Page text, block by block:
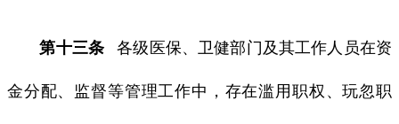
第十三条 各级医保、卫健部门及其工作人员在资
金分配、监督等管理工作中，存在滥用职权、玩忽职